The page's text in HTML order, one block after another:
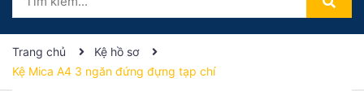
Trang chủ
Kệ hồ sơ
Kệ Mica A4 3 ngăn đứng đựng tạp chí